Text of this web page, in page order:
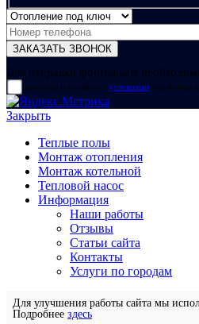
Для отправки формы вам
прочитал и согласен с условиями обработки
Закрыть
Теплые полы
Монтаж отопления
Монтаж котельной
Тепловой насос
Информация
Наши работы
Отзывы
Статьи сайта
Контакты
Услуги по городам
Для улучшения работы сайта мы
Подробнее здесь